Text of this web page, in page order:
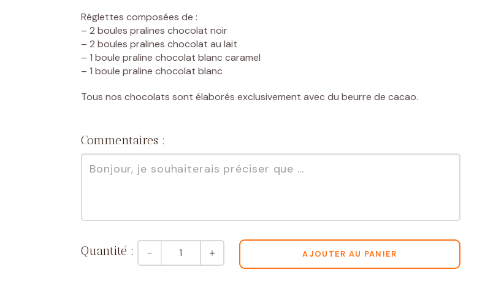
Réglettes composées de :
– 2 boules pralines chocolat noir
– 2 boules pralines chocolat au lait
– 1 boule praline chocolat blanc caramel
– 1 boule praline chocolat blanc
Tous nos chocolats sont élaborés exclusivement avec du beurre de cacao.
Commentaires :
quantité
de
6
－ ＋ AJOUTER AU PANIER